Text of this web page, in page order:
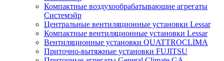
Компактные воздухообрабатывающие агрегаты
Системэйр
Центральные вентиляционные установки Lessar
Компактные вентиляционные установки Lessar
Вентиляционные установки QUATTROCLIMA
Приточно-вытяжные установки FUJITSU